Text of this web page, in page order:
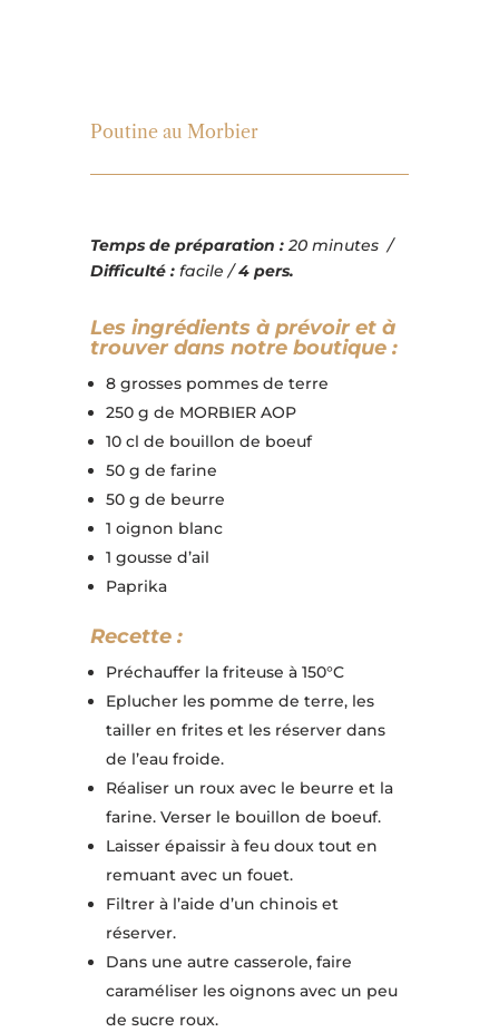
Poutine au Morbier
Temps de préparation :20 minutes /
Difficulté :facile /4 pers.
Les ingrédients à prévoir et à
trouver dans notre boutique :
8 grosses pommes de terre
250 g de MORBIER AOP
10 cl de bouillon de boeuf
50 g de farine
50 g de beurre
1 oignon blanc
1 gousse d’ail
Paprika
Recette :
Préchauffer la friteuse à 150°C
Eplucher les pomme de terre, les
tailler en frites et les réserver dans
de l’eau froide.
Réaliser un roux avec le beurre et la
farine. Verser le bouillon de boeuf.
Laisser épaissir à feu doux tout en
remuant avec un fouet.
Filtrer à l’aide d’un chinois et
réserver.
Dans une autre casserole, faire
caraméliser les oignons avec un peu
de sucre roux.